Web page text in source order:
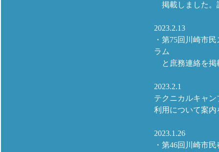
掲載しました。
2023.2.13
・第75回川崎市
ラム
と庶務連絡を掲
2023.2.1
テクニカルキャン
利用について案
2023.1.26
・第46回川崎市